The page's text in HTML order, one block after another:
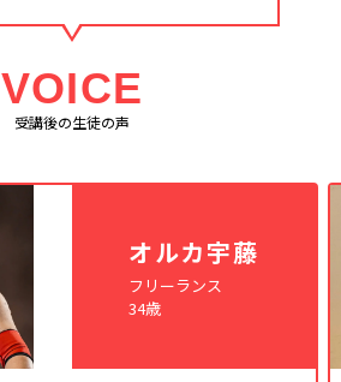
VOICE
受講後の生徒の声
オルカ宇藤
フリーランス
34歳